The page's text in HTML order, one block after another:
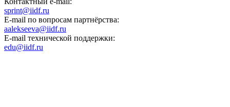
sprint@iidf.ru
E-mail по вопросам партнёрства:
aalekseeva@iidf.ru
E-mail технической поддержки:
edu@iidf.ru